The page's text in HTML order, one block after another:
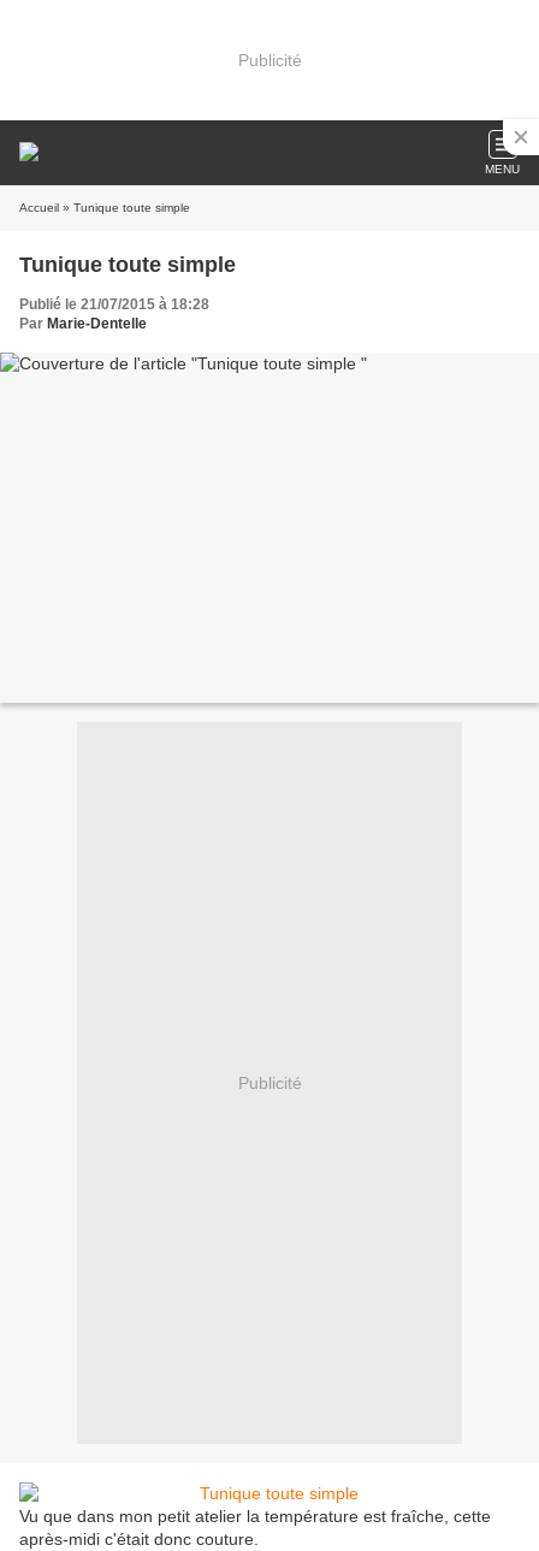
Publicité
MENU
Accueil » Tunique toute simple
Tunique toute simple
Publié le 21/07/2015 à 18:28
Par Marie-Dentelle
Publicité
Vu que dans mon petit atelier la température est fraîche, cette
après-midi c'était donc couture.